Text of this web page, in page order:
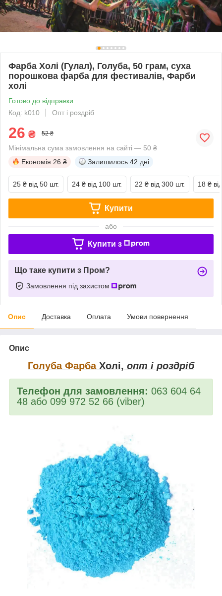
Фарба Холі (Гулал), Голуба, 50 грам, суха
порошкова фарба для фестивалів, Фарби
холі
Готово до відправки
Код: k010
Опт і роздріб
26 ₴ 52 ₴
Мінімальна сума замовлення на сайті — 50 ₴
Економія 26 ₴ Залишилось 42 дні
25 ₴ від 50 шт. 24 ₴ від 100 шт. 22 ₴ від 300 шт. 18 ₴
Купити
або
Купити з
Що таке купити з Пром?
Замовлення під захистом
Опис Доставка Оплата Умови повернення
Опис
Голуба ФарбаХолі, опт і роздріб
Телефон для замовлення: 063 604 64
48 або 099 972 52 66 (viber)